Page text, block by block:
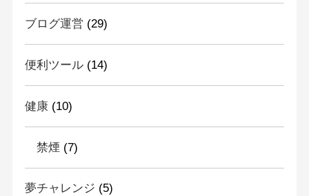
ブログ運営 (29)
便利ツール(14)
健康(10)
禁煙 (7)
夢チャレンジ (5)